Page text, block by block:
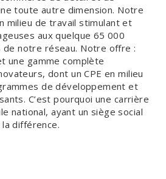
toute autre dimension. Notre
milieu de travail stimulant et
aux quelque 65 000
de notre réseau. Notre offre :
une gamme complète
dont un CPE en milieu
de développement et
C’est pourquoi une carrière
national, ayant un siège social
différence.